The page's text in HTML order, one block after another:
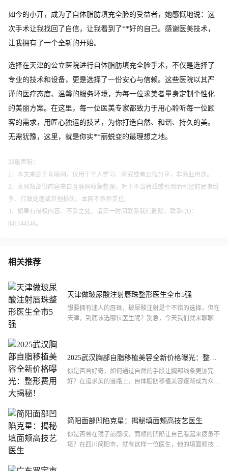
如今的小开，成为了自体脂肪填充全脸的受益者，她感慨地说：这
次手术让我找回了自信，让我看到了**好的自己。感谢医美技术，
让我拥有了一个全新的开始。
选择在天津的公立医院进行自体脂肪填充全脸手术，不仅是选择了
专业的技术和设备，更是选择了一份安心与信赖。这些医院以其严
谨的医疗态度、温馨的服务环境，为每一位求美者量身定制个性化
的美丽方案。在这里，每一位医美专家都致力于用心聆听每一位顾
客的需求，用匠心独运的技艺，为你打造自然、和谐、持久的美。
无需犹豫，这里，就是你实**丽蜕变的最理想之地。
郑重声明：
1、本文来源于互联网，仅用于个人学习、研究或者公益分享，非商业用途。
2、本网站部份内容来自互联网收集整理，对于不当转载或引用而引起的民事纷
争、行政处理或其他损失，本网不承担责任。
3、如果有侵权内容、不妥之处，请第一时间联系我们删除，联系QQ：
841144146。
相关推荐
天津做玻尿酸注射唇珠整形医生全市5强
想要拥有迷人的唇珠，玻尿酸注射是个不错的选择，但在
天津，到底该选哪位医生呢？别急，今天我们就来聊聊天
2025武汉胸部自脂移植美容全新价格曝光：整形
费用大揭秘！
你是否曾好奇，如何通过自然的手段让胸部线条更加完
好？在追求美的道路上，自体脂肪移植美容逐渐成为众多
简阳面部凹陷克星：揭秘填面颊高技艺医生
你是否曾在镜子前感叹，面颊的凹陷让自己看起来疲惫不
堪？在四川简阳市，就有这样一位医生，他的填面颊技术